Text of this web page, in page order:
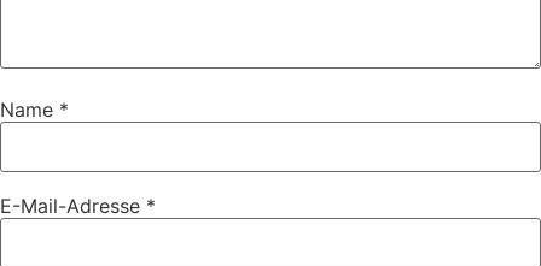
Name *
E-Mail-Adresse *